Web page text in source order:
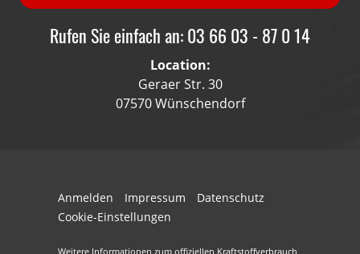
Rufen Sie einfach an: 03 66 03 - 87 0 14
Location:
Geraer Str. 30
07570 Wünschendorf
Anmelden Impressum
Datenschutz
Cookie-Einstellungen
Weitere Informationen zum offiziellen Kraftstoffverbrauch